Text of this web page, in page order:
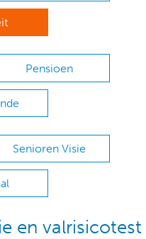
Pensioen
Senioren Visie
en valrisicotest